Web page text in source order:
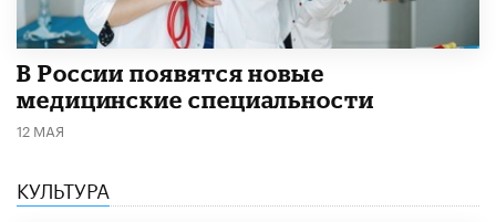
В России появятся новые
медицинские специальности
12 МАЯ
КУЛЬТУРА